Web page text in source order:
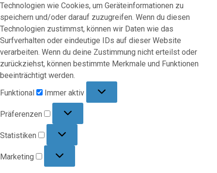
Technologien wie Cookies, um Geräteinformationen zu
speichern und/oder darauf zuzugreifen. Wenn du diesen
Technologien zustimmst, können wir Daten wie das
Surfverhalten oder eindeutige IDs auf dieser Website
verarbeiten. Wenn du deine Zustimmung nicht erteilst oder
zurückziehst, können bestimmte Merkmale und Funktionen
beeinträchtigt werden.
Funktional
Immer aktiv
Präferenzen
Statistiken
Marketing